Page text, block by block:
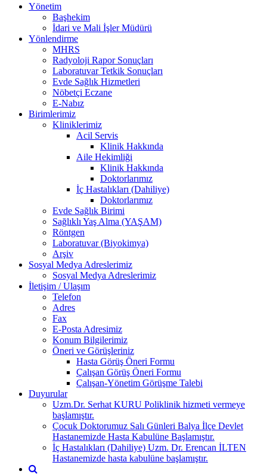
Yönetim
Başhekim
İdari ve Mali İşler Müdürü
Yönlendirme
MHRS
Radyoloji Rapor Sonuçları
Laboratuvar Tetkik Sonuçları
Evde Sağlık Hizmetleri
Nöbetçi Eczane
E-Nabız
Birimlerimiz
Kliniklerimiz
Acil Servis
Klinik Hakkında
Aile Hekimliği
Klinik Hakkında
Doktorlarımız
İç Hastalıkları (Dahiliye)
Doktorlarımız
Evde Sağlık Birimi
Sağlıklı Yaş Alma (YAŞAM)
Röntgen
Laboratuvar (Biyokimya)
Arşiv
Sosyal Medya Adreslerimiz
Sosyal Medya Adreslerimiz
İletişim / Ulaşım
Telefon
Adres
Fax
E-Posta Adresimiz
Konum Bilgilerimiz
Öneri ve Görüşleriniz
Hasta Görüş Öneri Formu
Çalışan Görüş Öneri Formu
Çalışan-Yönetim Görüşme Talebi
Duyurular
Uzm.Dr. Serhat KURU Poliklinik hizmeti vermeye
başlamıştır.
Çocuk Doktorumuz Salı Günleri Balya İlçe Devlet
Hastanemizde Hasta Kabulüne Başlamıştır.
İç Hastalıkları (Dahiliye) Uzm. Dr. Erencan İLTEN
Hastanemizde hasta kabulüne başlamıştır.